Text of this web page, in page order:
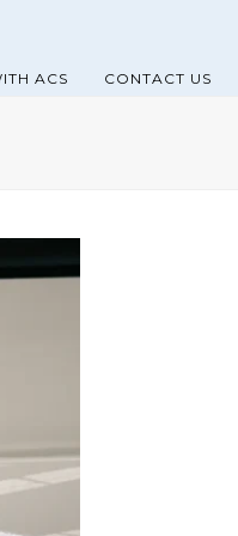
ACS CONTACT US